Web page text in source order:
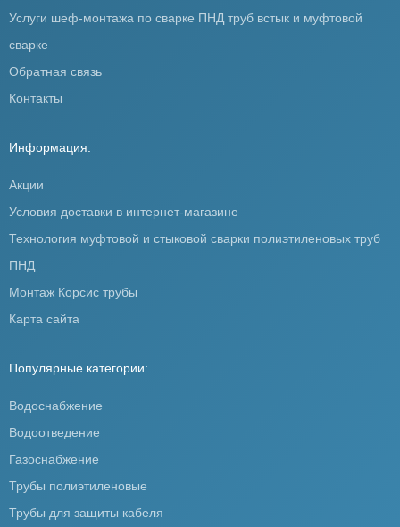
Услуги шеф-монтажа по сварке ПНД труб встык и муфтовой
сварке
Обратная связь
Контакты
Информация:
Акции
Условия доставки в интернет-магазине
Технология муфтовой и стыковой сварки полиэтиленовых труб
ПНД
Монтаж Корсис трубы
Карта сайта
Популярные категории:
Водоснабжение
Водоотведение
Газоснабжение
Трубы полиэтиленовые
Трубы для защиты кабеля